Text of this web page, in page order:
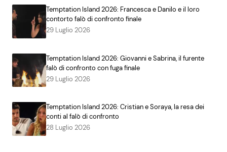
Temptation Island 2026: Francesca e Danilo e il loro
contorto falò di confronto finale
29 Luglio 2026
Temptation Island 2026: Giovanni e Sabrina, il furente
falò di confronto con fuga finale
29 Luglio 2026
Temptation Island 2026: Cristian e Soraya, la resa dei
conti al falò di confronto
28 Luglio 2026